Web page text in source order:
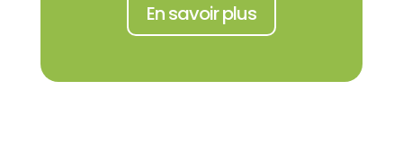
En savoir plus